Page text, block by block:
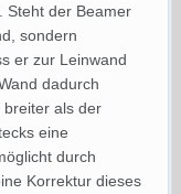
Steht der Beamer
sondern
er zur Leinwand
dadurch
breiter als der
eine
durch
Korrektur dieses